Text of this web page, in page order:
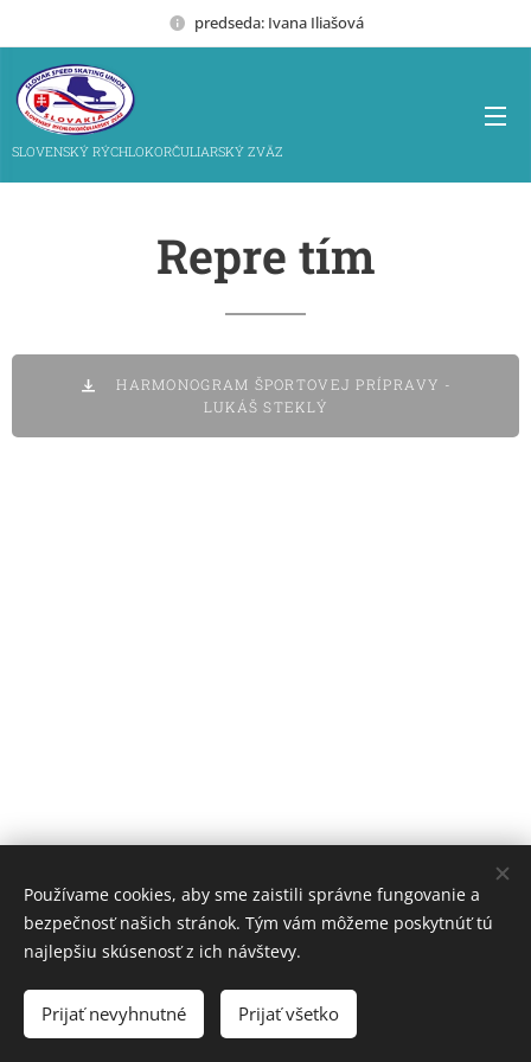
predseda: Ivana Iliašová
SLOVENSKÝ RÝCHLOKORČULIARSKÝ ZVÄZ
Repre tím
HARMONOGRAM ŠPORTOVEJ PRÍPRAVY -
LUKÁŠ STEKLÝ
Slovenský rýchlokorčuliarsky zväz 2026
Cookies
Používame cookies, aby sme zaistili správne fungovanie a
bezpečnosť našich stránok. Tým vám môžeme poskytnúť tú
najlepšiu skúsenosť z ich návštevy.
Prijať nevyhnutné Prijať všetko